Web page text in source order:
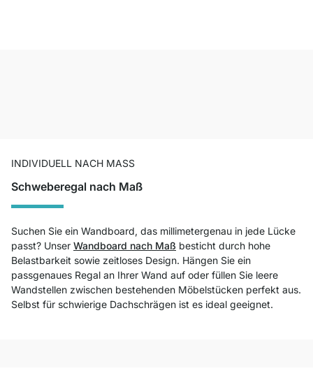
INDIVIDUELL NACH MASS
Schweberegal nach Maß
Suchen Sie ein Wandboard, das millimetergenau in jede Lücke
passt? Unser Wandboard nach Maß besticht durch hohe
Belastbarkeit sowie zeitloses Design. Hängen Sie ein
passgenaues Regal an Ihrer Wand auf oder füllen Sie leere
Wandstellen zwischen bestehenden Möbelstücken perfekt aus.
Selbst für schwierige Dachschrägen ist es ideal geeignet.